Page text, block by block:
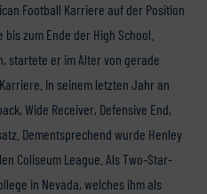
Football Karriere auf der Position
zum Ende der High School.
startete er im Alter von gerade
In seinem letzten Jahr an
Wide Receiver, Defensive End,
Dementsprechend wurde Henley
Coliseum League. Als Two-Star-
in Nevada, welches ihm als